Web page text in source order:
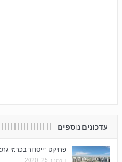
עדכונים נוספים
פרויקט רייסדור בכרמי גת: 240 יח"ד ו כ- 7,000 מ"ר מסחר
דצמבר 25, 2020